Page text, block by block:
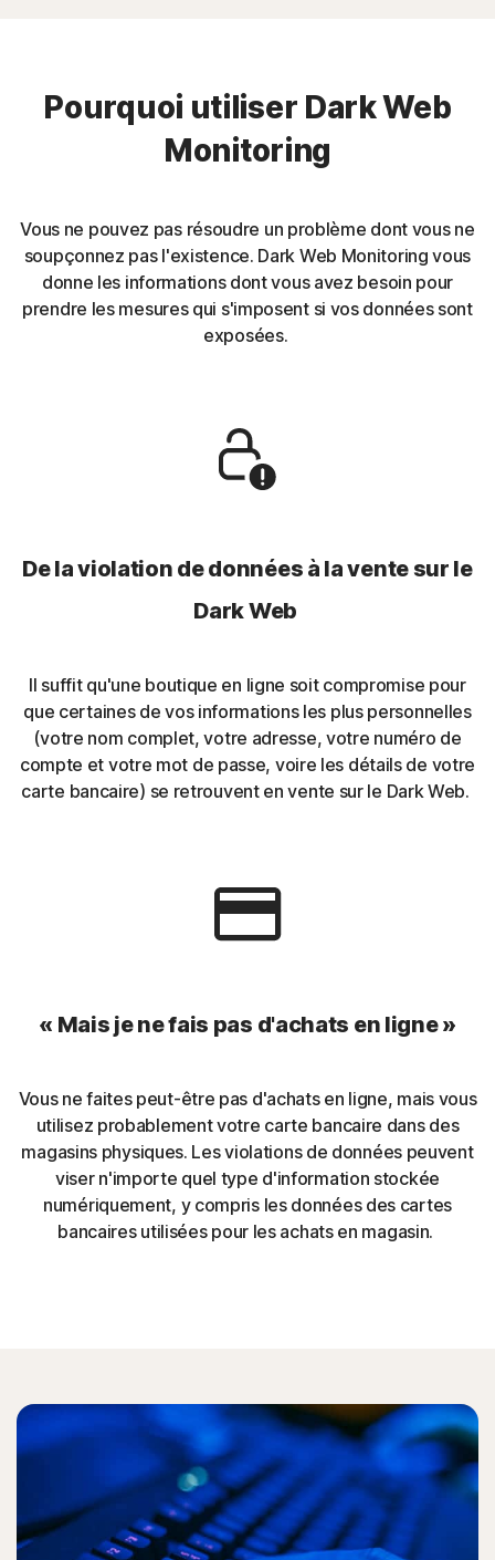
Pourquoi utiliser Dark Web
Monitoring
Vous ne pouvez pas résoudre un problème dont vous ne
soupçonnez pas l'existence. Dark Web Monitoring vous
donne les informations dont vous avez besoin pour
prendre les mesures qui s'imposent si vos données sont
exposées.
De la violation de données à la vente sur le
Dark Web
Il suffit qu'une boutique en ligne soit compromise pour
que certaines de vos informations les plus personnelles
(votre nom complet, votre adresse, votre numéro de
compte et votre mot de passe, voire les détails de votre
carte bancaire) se retrouvent en vente sur le Dark Web.
« Mais je ne fais pas d'achats en ligne »
Vous ne faites peut-être pas d'achats en ligne, mais vous
utilisez probablement votre carte bancaire dans des
magasins physiques. Les violations de données peuvent
viser n'importe quel type d'information stockée
numériquement, y compris les données des cartes
bancaires utilisées pour les achats en magasin.